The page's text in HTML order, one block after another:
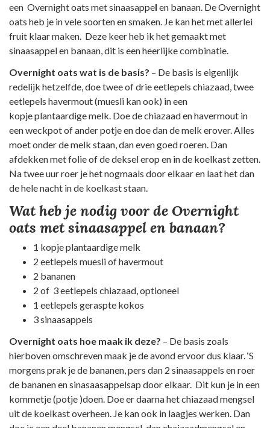
een Overnight oats met sinaasappel en banaan. De Overnight
oats heb je in vele soorten en smaken. Je kan het met allerlei
fruit klaar maken. Deze keer heb ik het gemaakt met
sinaasappel en banaan, dit is een heerlijke combinatie.
Overnight oats wat is de basis? – De basis is eigenlijk
redelijk hetzelfde, doe twee of drie eetlepels chiazaad, twee
eetlepels havermout (muesli kan ook) in een
kopje plantaardige melk. Doe de chiazaad en havermout in
een weckpot of ander potje en doe dan de melk erover. Alles
moet onder de melk staan, dan even goed roeren. Dan
afdekken met folie of de deksel erop en in de koelkast zetten.
Na twee uur roer je het nogmaals door elkaar en laat het dan
de hele nacht in de koelkast staan.
Wat heb je nodig voor de Overnight
oats met sinaasappel en banaan?
1 kopje plantaardige melk
2 eetlepels muesli of havermout
2 bananen
2 of 3 eetlepels chiazaad, optioneel
1 eetlepels geraspte kokos
3 sinaasappels
Overnight oats hoe maak ik deze? – De basis zoals
hierboven omschreven maak je de avond ervoor dus klaar. ‘S
morgens prak je de bananen, pers dan 2 sinaasappels en roer
de bananen en sinasaasappelsap door elkaar. Dit kun je in een
kommetje (potje )doen. Doe er daarna het chiazaad mengsel
uit de koelkast overheen. Je kan ook in laagjes werken. Dan